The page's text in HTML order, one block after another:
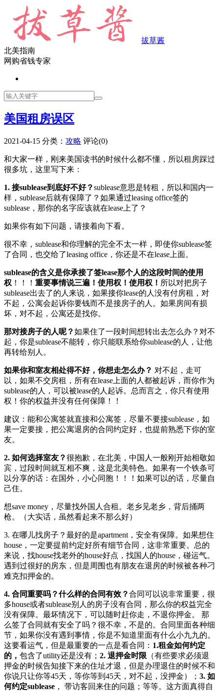
拔草酱
北美指南
网购省钱专家
美国租房误区
2021-04-15 分类： 攻略 评论(0)
和大家一样，刚来美国读书的时候什么都不懂，所以租房踩过
很多坑，这里写下来：
1. 接sublease到底好不好？sublease意思是转租，所以和国内一
样，sublease后就有保障了？如果通过leasing office签的
sublease，那你的名字应该就在lease上了？
如果你有如下问题，请接着向下看。
很不幸，sublease和你理解的完全不太一样，即使你sublease签
了合同，也交给了leasing office，你还是不在lease上面。
sublease的含义是你承接了签lease那个人的这段时间的使用
权 ！！！ 重要事情说三遍！使用权！使用权！ 所以对把房子
sublease出去了的人来说，如果接你lease的人没有付房租，对
不起，公寓会起诉你要钱而不是接房子的人。如果房间有损
坏，对不起，公寓还是找你。
那对接房子的人呢？如果住了一段时间想转出去怎么办？对不
起，你是sublease不能转，你只能联系给你sublease的人，让他
再转给别人。
如果你和室友相处得不好，你想走怎么办？ 对不起，走可
以，如果不交房租，所有在lease上面的人都被起诉，而你作为
sublease的人，可以被lease的人起诉。总而言之，你只有使用
权！你的权益并没有任何保障！！
建议：能和公寓签就直接和公寓签，尽量不要接sublease，如
果一定要接，把公寓退房的合同约定好，也提前熟悉下你的室
友。
2. 如何选择室友？很抱歉，在北美，中国人一般刚开始相敬如
宾，过段时间就互相不爽，这是北美特色。如果有一个铁条可
以分享的话：在国外，小心同胞！！！如果可以的话，尽量自
己住。
想save money，尽量找外国人合租。老乡见老乡，背后捅两
枪。（大实话，虽然看起来不那么好）
3. 在哪儿找房子？最好的是apartment，安全有保障。如果想住
house，一定要提前约定好所有细节合同，这非常重要。总的
来说，找house找老外的house好点，找国人的house，碰运气。
遇到过很好的房东，但是周围也有朋友在退房的时候被各种刁
难克扣押金的。
4. 合同重要吗？什么样的合同有效？合同可以说非常重要，很
多house或者sublease别人的房子没有合同，那么你的权益完全
没有保障。最坏情况下，可以随时赶你走，不退你押金。 那
么签了合同就有安全了吗？很不幸，不是的。合同里面各种细
节，如果你没有遇到事情，你是不知道里面有什么小九九的。
这要看运气，但是最重要的一点是看合同： 1.租金如何约定
的， 包含了utility还是没有； 2. 退押金时限 （有些要求必须退
押金的时候告知接下来的住址才退，但是办理退住的时候不和
你说只让你等45天，等你等到45天，对不起，没押金）； 3. 如
何约定sublease ， 带访客回来住的问题；等等。这方面真得自